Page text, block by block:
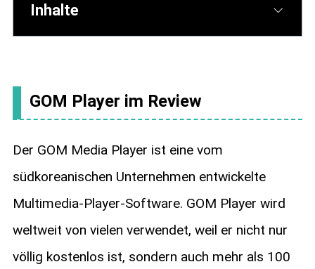
Inhalte
GOM Player im Review
Der GOM Media Player ist eine vom
südkoreanischen Unternehmen entwickelte
Multimedia-Player-Software. GOM Player wird
weltweit von vielen verwendet, weil er nicht nur
völlig kostenlos ist, sondern auch mehr als 100